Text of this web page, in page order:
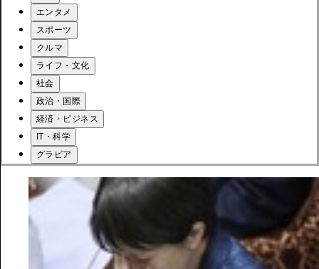
エンタメ
スポーツ
クルマ
ライフ・文化
社会
政治・国際
経済・ビジネス
IT・科学
グラビア